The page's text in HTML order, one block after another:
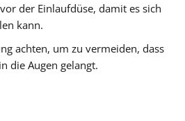
der Einlaufdüse, damit es sich
kann.
achten, um zu vermeiden, dass
die Augen gelangt.